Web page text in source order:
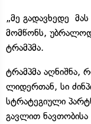
„მე გადავხედე
მომწონს,
ტრამპმა.
ტრამპმა აღნიშნა,
ლიდერთან, სი
სტრატეგიული
გავლით ნავთობისა